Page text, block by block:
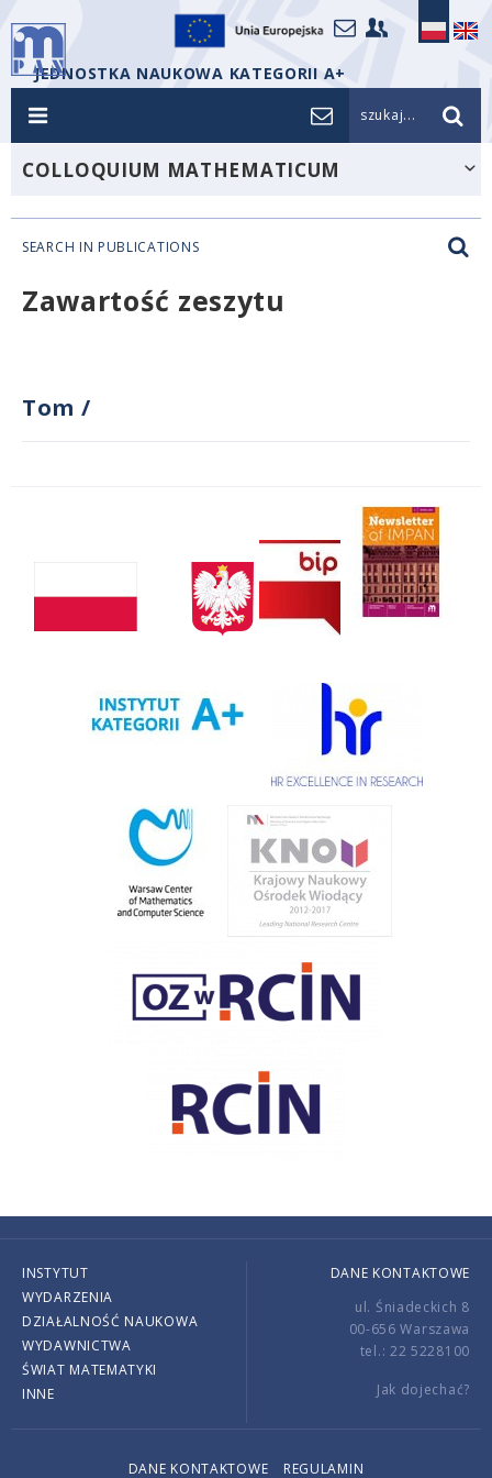
JEDNOSTKA NAUKOWA KATEGORII A+
szukaj...
COLLOQUIUM MATHEMATICUM
SEARCH IN PUBLICATIONS
Zawartość zeszytu
Tom /
INSTYTUT
WYDARZENIA
DZIAŁALNOŚĆ NAUKOWA
WYDAWNICTWA
ŚWIAT MATEMATYKI
INNE
DANE KONTAKTOWE
ul. Śniadeckich 8
00-656 Warszawa
tel.: 22 5228100
Jak dojechać?
DANE KONTAKTOWE REGULAMIN